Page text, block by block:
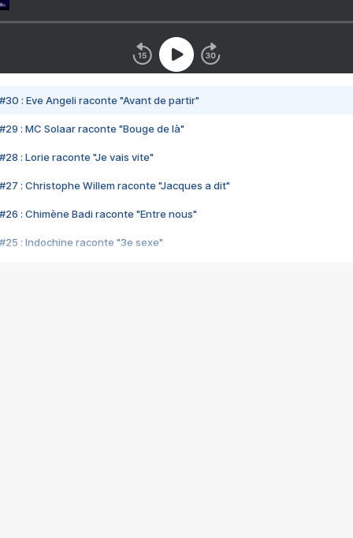
#30 : Eve Angeli raconte "Avant de partir"
#29 : MC Solaar raconte "Bouge de là"
#28 : Lorie raconte "Je vais vite"
#27 : Christophe Willem raconte "Jacques a dit"
#26 : Chimène Badi raconte "Entre nous"
#25 : Indochine raconte "3e sexe"